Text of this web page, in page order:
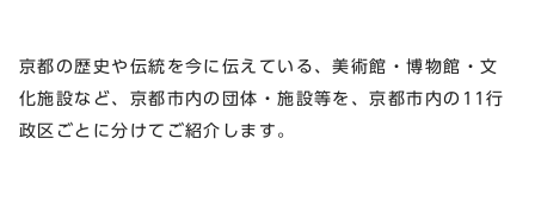
京都の歴史や伝統を今に伝えている、美術館・博物館・文
化施設など、京都市内の団体・施設等を、京都市内の11行
政区ごとに分けてご紹介します。